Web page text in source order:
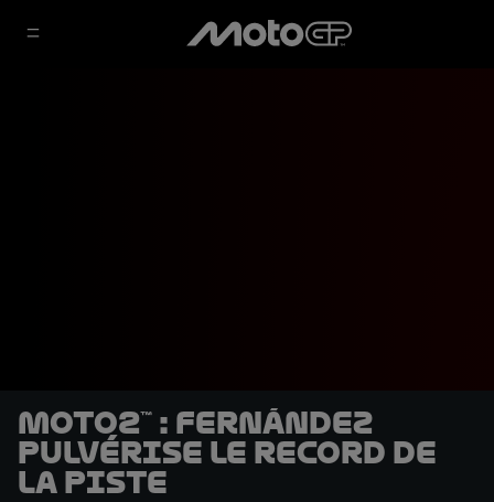
Moto2™ : Fernández
pulvérise le record de
la piste